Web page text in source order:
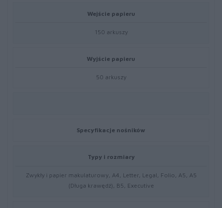
Wejście papieru
150 arkuszy
Wyjście papieru
50 arkuszy
Specyfikacje nośników
Typy i rozmiary
Zwykły i papier makulaturowy, A4, Letter, Legal, Folio, A5, A5
(Długa krawędź), B5, Executive